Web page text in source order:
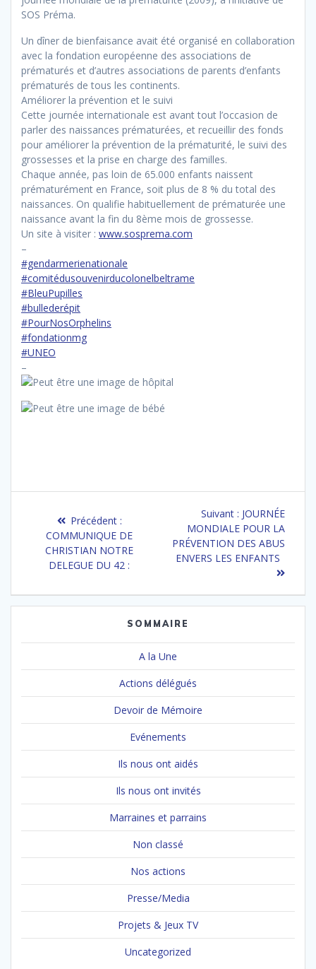
SOS Préma.
Un dîner de bienfaisance avait été organisé en collaboration
avec la fondation européenne des associations de
prématurés et d’autres associations de parents d’enfants
prématurés de tous les continents.
Améliorer la prévention et le suivi
Cette journée internationale est avant tout l’occasion de
parler des naissances prématurées, et recueillir des fonds
pour améliorer la prévention de la prématurité, le suivi des
grossesses et la prise en charge des familles.
Chaque année, pas loin de 65.000 enfants naissent
prématurément en France, soit plus de 8 % du total des
naissances. On qualifie habituellement de prématurée une
naissance avant la fin du 8ème mois de grossesse.
Un site à visiter : www.sosprema.com
–
#gendarmerienationale
#comitédusouvenirducolonelbeltrame
#BleuPupilles
#bullederépit
#PourNosOrphelins
#fondationmg
#UNEO
–
l’article
Précédent :Article
précédent
:
COMMUNIQUE DE
CHRISTIAN NOTRE
DELEGUE DU 42 :
Suivant : Article
suivant
:
JOURNÉE
MONDIALE POUR LA
PRÉVENTION DES ABUS
ENVERS LES ENFANTS
SOMMAIRE
A la Une
Actions délégués
Devoir de Mémoire
Evénements
Ils nous ont aidés
Ils nous ont invités
Marraines et parrains
Non classé
Nos actions
Presse/Media
Projets & Jeux TV
Uncategorized